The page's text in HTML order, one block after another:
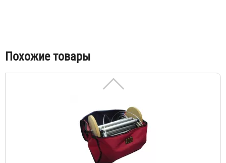
Похожие товары
Лестница навесная спасательная пожарная ЛНСП-Кст-5-
Н "ССС-М"
24 830 ₽